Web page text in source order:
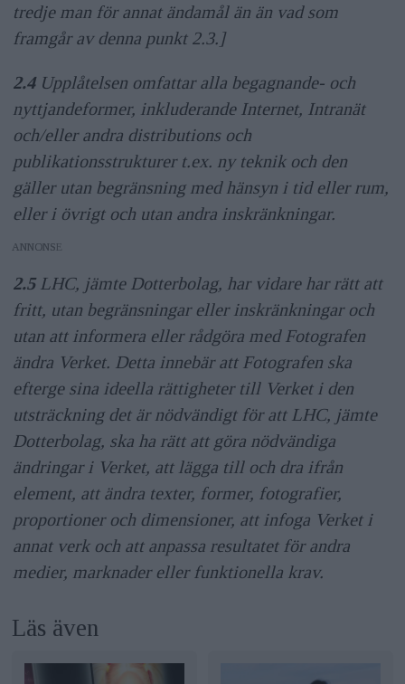
tredje man för annat ändamål än än vad som
framgår av denna punkt 2.3.]
2.4Upplåtelsen omfattar alla begagnande- och
nyttjandeformer, inkluderande Internet, Intranät
och/eller andra distributions och
publikationsstrukturer t.ex. ny teknik och den
gäller utan begränsning med hänsyn i tid eller rum,
eller i övrigt och utan andra inskränkningar.
ANNONS
2.5LHC, jämte Dotterbolag, har vidare har rätt att
fritt, utan begränsningar eller inskränkningar och
utan att informera eller rådgöra med Fotografen
ändra Verket. Detta innebär att Fotografen ska
efterge sina ideella rättigheter till Verket i den
utsträckning det är nödvändigt för att LHC, jämte
Dotterbolag, ska ha rätt att göra nödvändiga
ändringar i Verket, att lägga till och dra ifrån
element, att ändra texter, former, fotografier,
proportioner och dimensioner, att infoga Verket i
annat verk och att anpassa resultatet för andra
medier, marknader eller funktionella krav.
Läs även